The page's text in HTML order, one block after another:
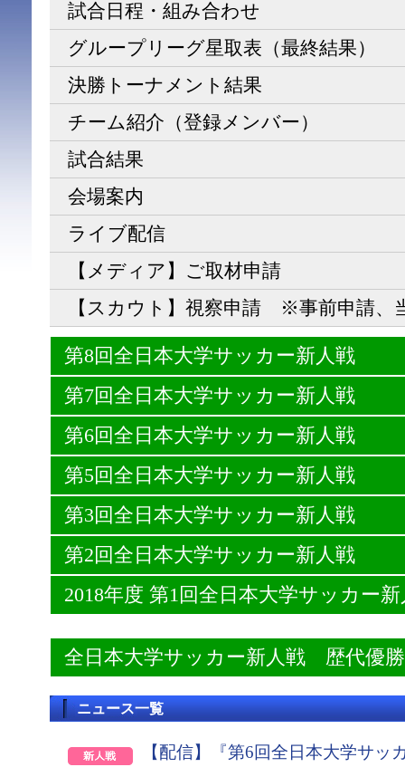
試合日程・組み合わせ
グループリーグ星取表（最終結果）
決勝トーナメント結果
チーム紹介（登録メンバー）
試合結果
会場案内
ライブ配信
【メディア】ご取材申請
【スカウト】視察申請 ※事前申請、
第8回全日本大学サッカー新人戦
第7回全日本大学サッカー新人戦
第6回全日本大学サッカー新人戦
第5回全日本大学サッカー新人戦
第3回全日本大学サッカー新人戦
第2回全日本大学サッカー新人戦
2018年度 第1回全日本大学サッカー
全日本大学サッカー新人戦 歴代優
ニュース一覧
【配信】『第6回全日本大学サッ